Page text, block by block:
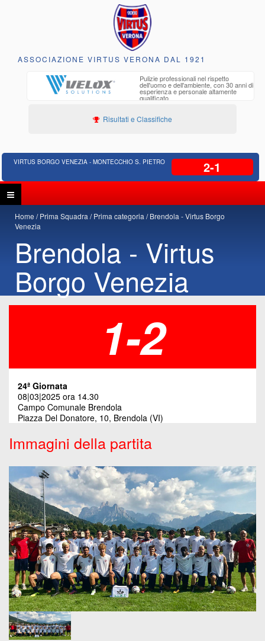
ASSOCIAZIONE VIRTUS VERONA DAL 1921
Pulizie professionali nel rispetto
dell'uomo e dell'ambiente, con 30 anni di
esperienza e personale altamente
qualificato
Risultati e Classifiche
VIRTUS BORGO VENEZIA - MONTECCHIO S. PIETRO 2-1
Home Prima Squadra Prima categoria Brendola - Virtus Borgo
Venezia
Brendola - Virtus
Borgo Venezia
1-2
24ª Giornata
08|03|2025 ora 14.30
Campo Comunale Brendola
Piazza Del Donatore, 10, Brendola (VI)
Immagini della partita